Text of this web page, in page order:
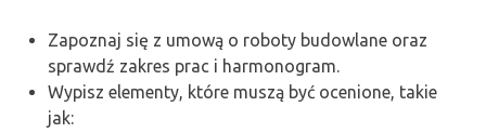
Zapoznaj się z umową o roboty budowlane oraz
sprawdź zakres prac i harmonogram.
Wypisz elementy, które muszą być ocenione, takie
jak: